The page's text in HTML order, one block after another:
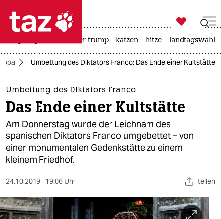
 taz zahl ich
taz zahl ich
themen
politik
öko
gesellschaft
kultur
sport

taz zahl ich
usa unter trump katzen hitze landtagswahl
Umbettung des Diktators Franco: Das Ende einer Kultstätte
Umbettung des Diktators Franco
Das Ende einer Kultstätte
Am Donnerstag wurde der Leichnam des
spanischen Diktators Franco umgebettet – von
einer monumentalen Gedenkstätte zu einem
kleinem Friedhof.
24.10.2019 19:06 Uhr teilen